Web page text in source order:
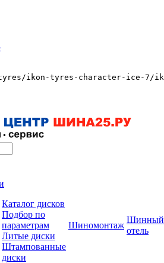
ikon-tyres-character-ice-7/
Каталог дисков
Подбор по
параметрам
Литые диски
Штампованные
диски
Шиномонтаж
Шинный
отель